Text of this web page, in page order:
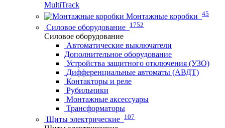
MultiTrack
Монтажные коробки 45
Силовое оборудование 1752
Силовое оборудование
Автоматические выключатели
Дополнительное оборудование
Устройства защитного отключения (УЗО)
Дифференциальные автоматы (АВДТ)
Контакторы и реле
Рубильники
Монтажные аксессуары
Трансформаторы
Щиты электрические 107